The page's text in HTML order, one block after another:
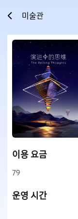
미술관
이용 요금
79
운영 시간